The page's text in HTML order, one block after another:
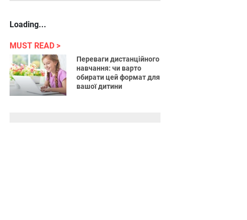
Loading...
MUST READ
Переваги дистанційного
навчання: чи варто
обирати цей формат для
вашої дитини